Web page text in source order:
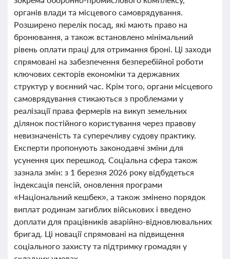
органів влади та місцевого самоврядування.
Розширено перелік посад, які мають право на
бронювання, а також встановлено мінімальний
рівень оплати праці для отримання броні. Ці заходи
спрямовані на забезпечення безперебійної роботи
ключових секторів економіки та державних
структур у воєнний час. Крім того, органи місцевого
самоврядування стикаються з проблемами у
реалізації права фермерів на викуп земельних
ділянок постійного користування через правову
невизначеність та суперечливу судову практику.
Експерти пропонують законодавчі зміни для
усунення цих перешкод. Соціальна сфера також
зазнала змін: з 1 березня 2026 року відбудеться
індексація пенсій, оновлення програми
«Національний кешбек», а також змінено порядок
виплат родинам загиблих військових і введено
доплати для працівників аварійно-відновлювальних
бригад. Ці новації спрямовані на підвищення
соціального захисту та підтримку громадян у